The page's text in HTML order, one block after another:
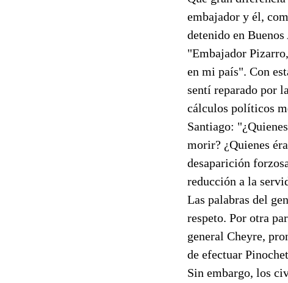
embajador y él,
detenido en
"Embajador
en mi país". Con
sentí reparado por
cálculos políticos
Santiago:
morir? ¿Quienes
desaparición
reducción a la
Las palabras del
respeto. Por otra
general Cheyre,
de efectuar
Sin embargo, los